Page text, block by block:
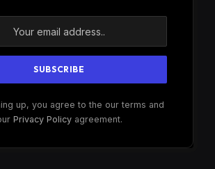
up, you agree to the our terms and
Privacy Policyagreement.